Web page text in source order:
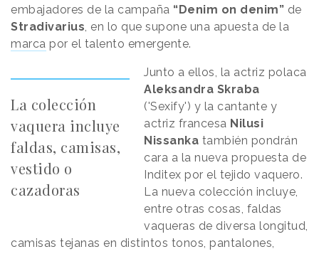
embajadores de la campaña “Denim on denim” de
Stradivarius, en lo que supone una apuesta de la
marca por el talento emergente.
La colección
vaquera incluye
faldas, camisas,
vestido o
cazadoras
Junto a ellos, la actriz polaca
Aleksandra Skraba
('Sexify') y la cantante y
actriz francesa Nilusi
Nissanka también pondrán
cara a la nueva propuesta de
Inditex por el tejido vaquero.
La nueva colección incluye,
entre otras cosas, faldas
vaqueras de diversa longitud,
camisas tejanas en distintos tonos, pantalones,